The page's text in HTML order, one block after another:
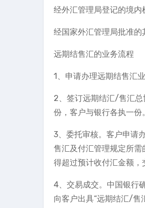
经外汇管理局登记的境内
经国家外汇管理局批准的
远期结售汇的业务流程
1、申请办理远期结售汇
2、签订远期结汇/售汇
份，客户与银行各执一份。
3、委托审核。客户申请
售汇及付汇管理规定所
得超过预计收付汇金额，
4、交易成交。中国银行
向客户出具“远期结汇/售